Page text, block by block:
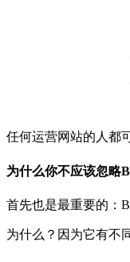
任何运营网站的人都
为什么你不应该忽略
首先也是最重要的：
为什么？因为它有不